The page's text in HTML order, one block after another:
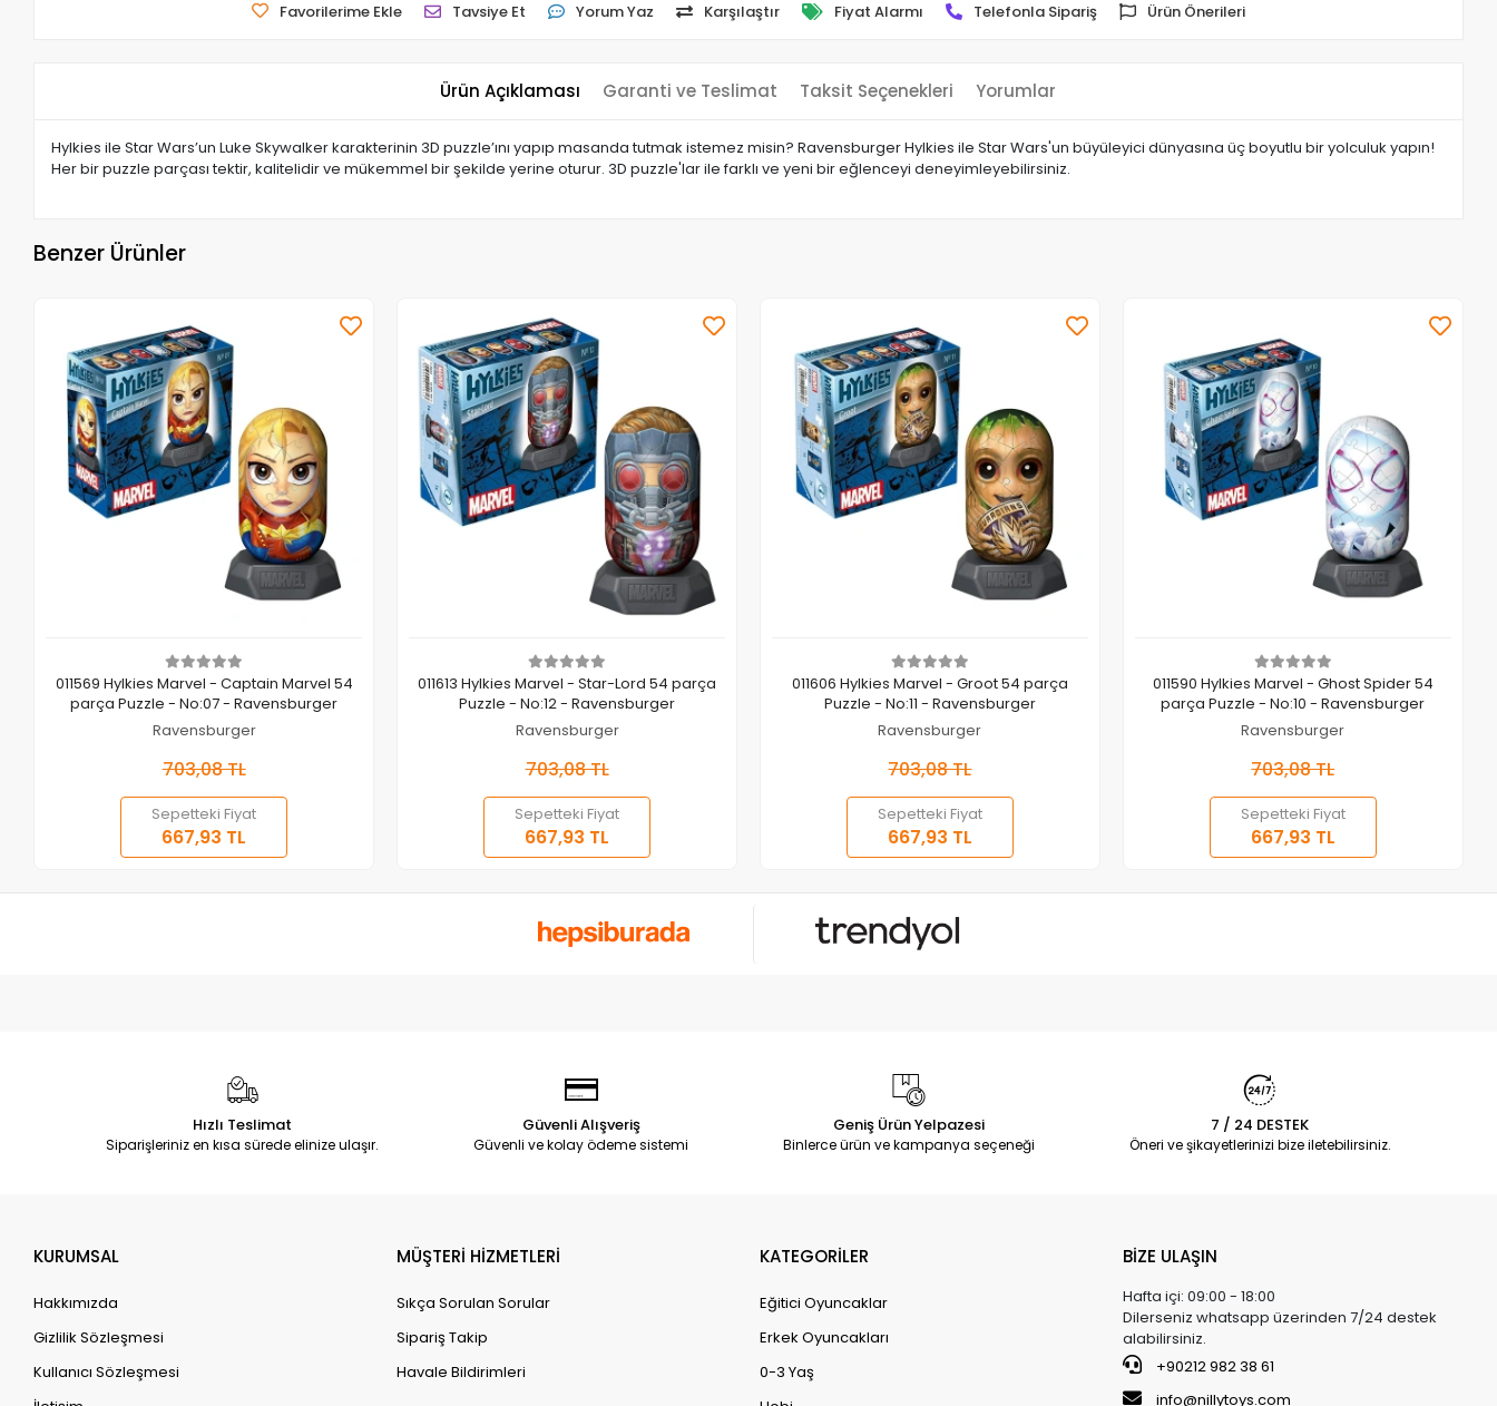
Favorilerime Ekle Tavsiye Et Yorum Yaz Karşılaştır Fiyat Alarmı Telefonla Sipariş Ürün Önerileri
Ürün Açıklaması Garanti ve Teslimat Taksit Seçenekleri Yorumlar
Hylkies ile Star Wars’un Luke Skywalker karakterinin 3D puzzle’ını yapıp masanda tutmak istemez misin? Ravensburger Hylkies ile Star Wars'un büyüleyici dünyasına üç boyutlu bir yolculuk yapın!
Her bir puzzle parçası tektir, kalitelidir ve mükemmel bir şekilde yerine oturur. 3D puzzle'lar ile farklı ve yeni bir eğlenceyi deneyimleyebilirsiniz.
Benzer Ürünler
Sepete Ekle
011569 Hylkies Marvel - Captain Marvel 54
parça Puzzle - No:07 - Ravensburger
Ravensburger
703,08 TL
Sepetteki Fiyat
667,93 TL
Sepete Ekle
011613 Hylkies Marvel - Star-Lord 54 parça
Puzzle - No:12 - Ravensburger
Ravensburger
703,08 TL
Sepetteki Fiyat
667,93 TL
Sepete Ekle
011606 Hylkies Marvel - Groot 54 parça
Puzzle - No:11 - Ravensburger
Ravensburger
703,08 TL
Sepetteki Fiyat
667,93 TL
Sepete Ekle
011590 Hylkies Marvel - Ghost Spider 54
parça Puzzle - No:10 - Ravensburger
Ravensburger
703,08 TL
Sepetteki Fiyat
667,93 TL
Hızlı Teslimat
Siparişleriniz en kısa sürede elinize ulaşır.
Güvenli Alışveriş
Güvenli ve kolay ödeme sistemi
Geniş Ürün Yelpazesi
Binlerce ürün ve kampanya seçeneği
7 / 24 DESTEK
Öneri ve şikayetlerinizi bize iletebilirsiniz.
KURUMSAL
Hakkımızda
Gizlilik Sözleşmesi
Kullanıcı Sözleşmesi
MÜŞTERİ HİZMETLERİ
Sıkça Sorulan Sorular
Sipariş Takip
Havale Bildirimleri
KATEGORİLER
Eğitici Oyuncaklar
Erkek Oyuncakları
0-3 Yaş
BİZE ULAŞIN
Hafta içi: 09:00 - 18:00
Dilerseniz whatsapp üzerinden 7/24 destek
alabilirsiniz.
+90212 982 38 61
info@nillytoys.com